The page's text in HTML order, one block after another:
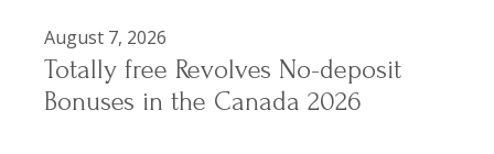
August 7, 2026
Totally free Revolves No-deposit
Bonuses in the Canada 2026